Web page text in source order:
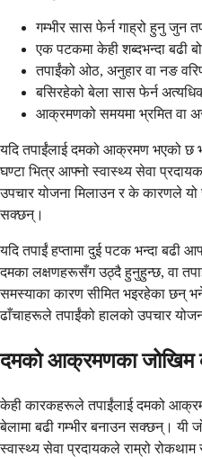
गम्भीर सास फेर्न गाह्रो हुनु जुन
एक पटकमा केही शब्दभन्दा बढी
तपाईंको ओठ, अनुहार वा नङ
बसिरहेको बेला सास फेर्न
आक्रमणको समयमा भ्रमित वा
यदि तपाईंलाई दमको आक्रमण भएको छ
घण्टा भित्र आफ्नो स्वास्थ्य सेवा
उपचार योजना मिलाउन र के कारणले यो
सक्छन्।
यदि तपाईं हप्तामा दुई पटक भन्दा बढी
दमका लक्षणहरूसँग उठ्दै हुनुहुन्छ, वा
समस्याका कारण सीमित भइरहेका छन्
ढाँचाहरूले तपाईंको हालको उपचार
दमको आक्रमणका
केही कारकहरूले तपाईंलाई दमको
बेलामा बढी गम्भीर बनाउन सक्छन्। यी
स्वास्थ्य सेवा प्रदायकले राम्रो रोकथाम